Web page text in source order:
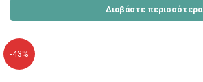
Διαβάστε περισσότερα
-43%